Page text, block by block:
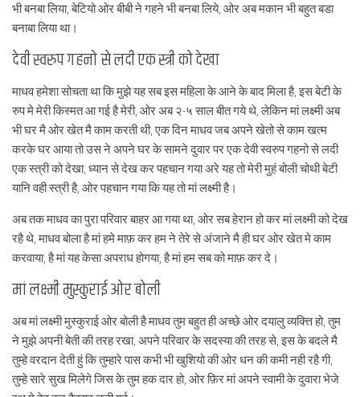
भी बनबा लिया, बेटियो ओर बीबी ने गहने भी बनबा लिये, ओर अब मकान भी बहुत बडा
बनाबा लिया था।
देवी स्वरुप गहनो से लदी एक स्त्री को देखा
माधव हमेशा सोचता था कि मुझे यह सब इस महिला के आने के बाद मिला है, इस बेटी के
रुप मे मेरी किस्मत आ गई है मेरी, ओर अब २-५ साल बीत गये थे, लेकिन मां लक्ष्मी अब
भी घर मै ओर खेत मै काम करती थी, एक दिन माधव जब अपने खेतो से काम खत्म
करके घर आया तो उस ने अपने घर के सामने दुवार पर एक देवी स्वरुप गहनो से लदी
एक स्त्री को देखा, ध्यान से देख कर पहचान गया अरे यह तो मेरी मुहं बोली चोथी बेटी
यानि वही स्त्री है, ओर पहचान गया कि यह तो मां लक्ष्मी है।
अब तक माधव का पुरा परिवार बाहर आ गया था, ओर सब हेरान हो कर मां लक्ष्मी को देख
रहै थे, माधव बोला है मां हमे माफ़ कर हम ने तेरे से अंजाने मै ही घर ओर खेत मे काम
करवाया, है मां यह केसा अपराध होगया, है मां हम सब को माफ़ कर दे।
मां लक्ष्मी मुस्कुराई ओर बोली
अब मां लक्ष्मी मुस्कुराई ओर बोली है माधव तुम बहुत ही अच्छे ओर दयालु व्यक्त्ति हो, तुम
ने मुझे अपनी बेती की तरह रखा, अपने परिवार के सदस्या की तरह से, इस के बदले मै
तुम्हे वरदान देती हुं कि तुम्हारे पास कभी भी खुशियो की ओर धन की कमी नही रहै गी,
तुम्हे सारे सुख मिलेगे जिस के तुम हक दार हो, ओर फ़िर मां अपने स्वामी के दुवारा भेजे